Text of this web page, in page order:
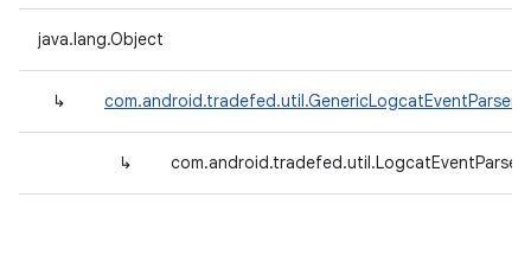
java.lang.Object
↳ com.android.tradefed.util.GenericLogcatEventParser
↳ com.android.tradefed.util.LogcatEventParser